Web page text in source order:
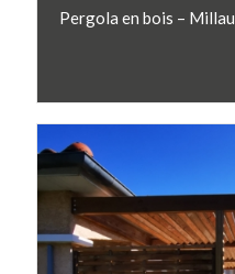
Pergola en bois – Millau